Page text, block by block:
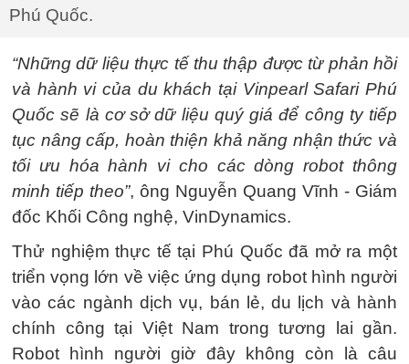
Phú Quốc.
“Những dữ liệu thực tế thu thập được từ phản hồi
và hành vi của du khách tại Vinpearl Safari Phú
Quốc sẽ là cơ sở dữ liệu quý giá để công ty tiếp
tục nâng cấp, hoàn thiện khả năng nhận thức và
tối ưu hóa hành vi cho các dòng robot thông
minh tiếp theo”, ông Nguyễn Quang Vĩnh - Giám
đốc Khối Công nghệ, VinDynamics.
Thử nghiệm thực tế tại Phú Quốc đã mở ra một
triển vọng lớn về việc ứng dụng robot hình người
vào các ngành dịch vụ, bán lẻ, du lịch và hành
chính công tại Việt Nam trong tương lai gần.
Robot hình người giờ đây không còn là câu